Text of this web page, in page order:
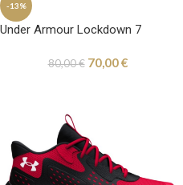
-13%
Under Armour Lockdown 7
80,00€ 70,00€